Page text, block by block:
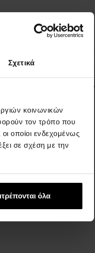
Σχετικά
κοινωνικών
τον τρόπο που
οποίοι ενδεχομένως
σε σχέση με την
όλα
ΜΕ ΤΗ ΜΆΡΚΑ
GmbH